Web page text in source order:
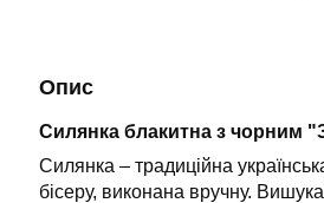
Опис
Силянка блакитна з чорним
Силянка – традиційна
бісеру, виконана вручну.